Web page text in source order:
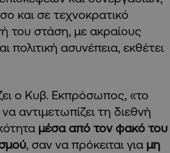
και σε τεχνοκρατικό
του στάση, με ακραίους
πολιτική ασυνέπεια, εκθέτει
ο Κυβ. Εκπρόσωπος, «το
αντιμετωπίζει τη διεθνή
μέσα από τον φακό του
, σαν να πρόκειται για μη